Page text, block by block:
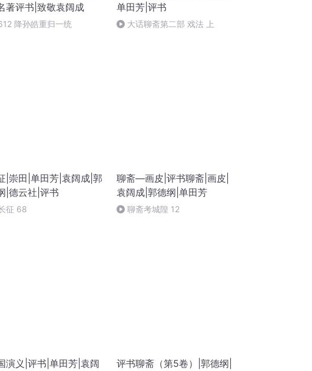
著评书|致敬袁阔成
降孙皓重归一统
单田芳|评书
大话聊斋第二部 戏法 上
|崇田|单田芳|袁阔成|郭
|德云社|评书
征 68
聊斋—画皮|评书聊斋|画皮|
袁阔成|郭德纲|单田芳
聊斋考城隍 12
演义|评书|单田芳|袁阔
评书聊斋（第5卷）|郭德纲|